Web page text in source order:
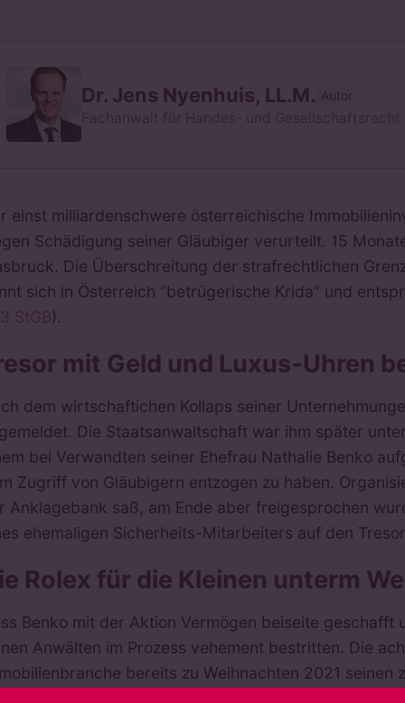
Dr. Jens Nyenhuis, LL.M. Autor
einst milliardenschwere österreichische
Schädigung seiner Gläubiger verurteilt. 15
Die Überschreitung der strafrechtlichen
sich in Österreich “betrügerische Krida” und
StGB).
mit Geld und Luxus-Uhren
dem wirtschaftichen Kollaps seiner
Die Staatsanwaltschaft war ihm später
bei Verwandten seiner Ehefrau Nathalie Benko
Zugriff von Gläubigern entzogen zu haben.
Anklagebank saß, am Ende aber freigesprochen
ehemaligen Sicherheits-Mitarbeiters auf den
Rolex für die Kleinen unterm
Benko mit der Aktion Vermögen beiseite
Anwälten im Prozess vehement bestritten. Die
bereits zu Weihnachten 2021